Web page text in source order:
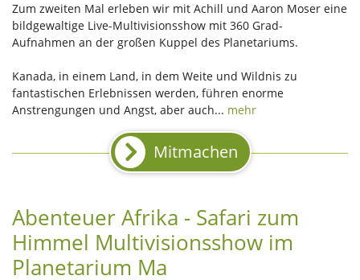
Zum zweiten Mal erleben wir mit Achill und Aaron Moser eine
bildgewaltige Live-Multivisionsshow mit 360 Grad-
Aufnahmen an der großen Kuppel des Planetariums.
Kanada, in einem Land, in dem Weite und Wildnis zu
fantastischen Erlebnissen werden, führen enorme
Anstrengungen und Angst, aber auch... mehr
Mitmachen
Abenteuer Afrika - Safari zum
Himmel Multivisionsshow im
Planetarium Ma